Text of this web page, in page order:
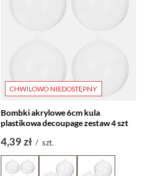
CHWILOWO NIEDOSTĘPNY
Bombki akrylowe 6cm kula
plastikowa decoupage zestaw 4 szt
4,39 zł / szt.